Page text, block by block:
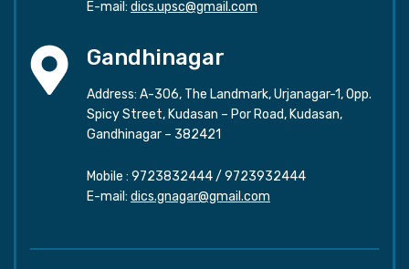
E-mail: dics.upsc@gmail.com
Gandhinagar
Address: A-306, The Landmark, Urjanagar-1, Opp.
Spicy Street, Kudasan – Por Road, Kudasan,
Gandhinagar – 382421
Mobile : 9723832444/ 9723932444
E-mail: dics.gnagar@gmail.com